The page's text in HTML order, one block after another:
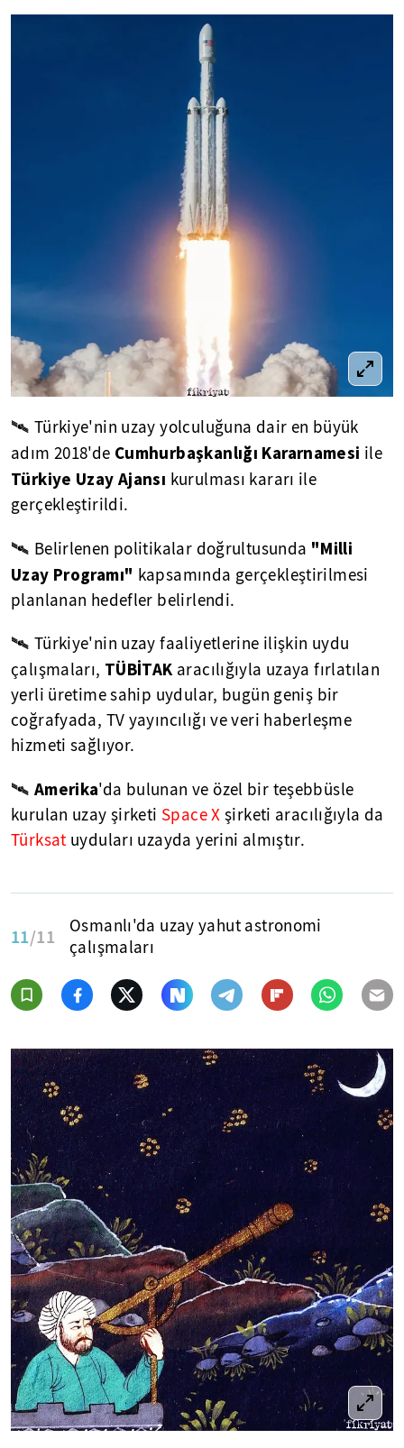
🛰 Türkiye'nin uzay yolculuğuna dair en büyük
adım 2018'de Cumhurbaşkanlığı Kararnamesi ile
Türkiye Uzay Ajansı kurulması kararı ile
gerçekleştirildi.
🛰 Belirlenen politikalar doğrultusunda "Milli
Uzay Programı" kapsamında gerçekleştirilmesi
planlanan hedefler belirlendi.
🛰 Türkiye'nin uzay faaliyetlerine ilişkin uydu
çalışmaları, TÜBİTAK aracılığıyla uzaya fırlatılan
yerli üretime sahip uydular, bugün geniş bir
coğrafyada, TV yayıncılığı ve veri haberleşme
hizmeti sağlıyor.
🛰 Amerika'da bulunan ve özel bir teşebbüsle
kurulan uzay şirketi Space X şirketi aracılığıyla da
Türksat uyduları uzayda yerini almıştır.
11/11
Osmanlı'da uzay yahut astronomi
çalışmaları